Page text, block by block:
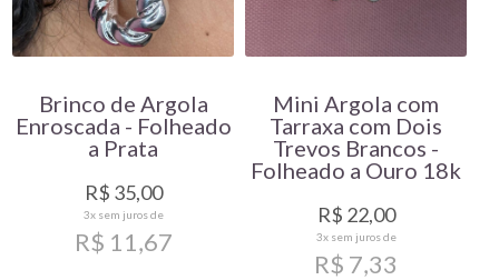
Brinco de Argola
Enroscada - Folheado
a Prata
R$ 35,00
3xsem juros de
R$ 11,67
Mini Argola com
Tarraxa com Dois
Trevos Brancos -
Folheado a Ouro 18k
R$ 22,00
3xsem juros de
R$ 7,33